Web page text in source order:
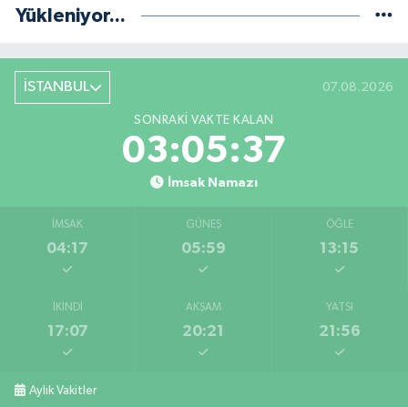
Yükleniyor...
İSTANBUL 07.08.2026
SONRAKI VAKTE KALAN
03:05:36
İmsak Namazı
İMSAK
04:17
GÜNEŞ
05:59
ÖĞLE
13:15
İKINDI
17:07
AKŞAM
20:21
YATSI
21:56
Aylık Vakitler